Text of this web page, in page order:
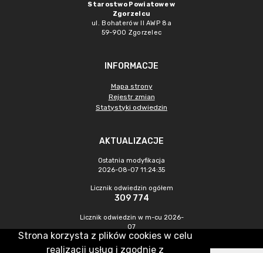
Starostwo Powiatowe w
Zgorzelcu
ul. Bohaterów II AWP 8a
59-900 Zgorzelec
INFORMACJE
Mapa strony
Rejestr zmian
Statystyki odwiedzin
AKTUALIZACJE
Ostatnia modyfikacja
2026-08-07 11:24:35
Licznik odwiedzin ogółem
309 774
Licznik odwiedzin w m-cu 2026-
07
472
Strona korzysta z plików cookies w celu
realizacji usług i zgodnie z